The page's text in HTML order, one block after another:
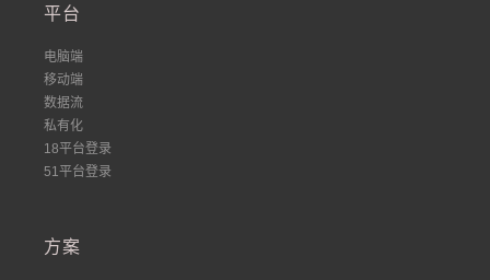
平台
电脑端
移动端
数据流
私有化
18平台登录
51平台登录
方案